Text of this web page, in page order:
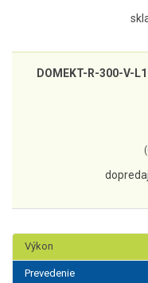
DOMEKT-R-300-V-
Výkon
Prevedenie